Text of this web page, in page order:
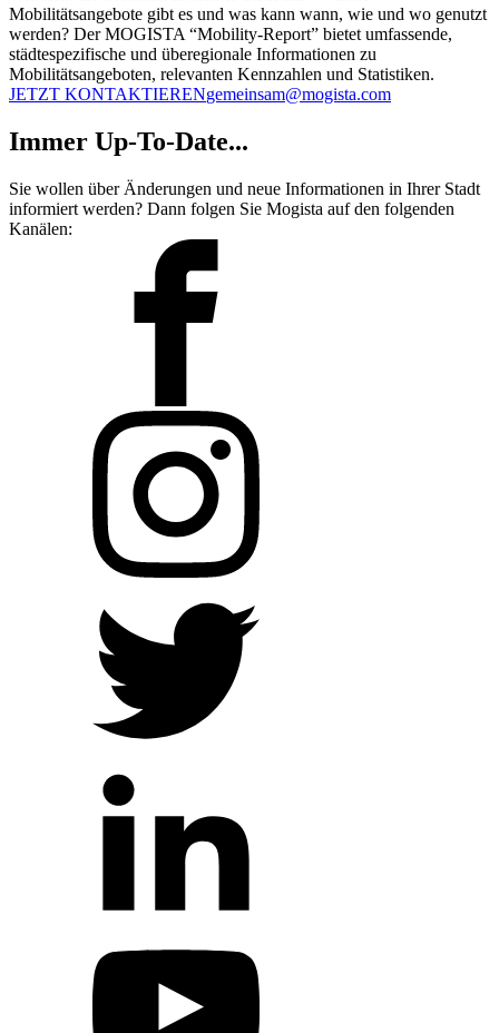
Mobilitätsangebote gibt es und was kann wann, wie und wo genutzt
werden? Der MOGISTA “Mobility-Report” bietet umfassende,
städtespezifische und überegionale Informationen zu
Mobilitätsangeboten, relevanten Kennzahlen und Statistiken.
JETZT KONTAKTIERENgemeinsam@mogista.com
Immer Up-To-Date...
Sie wollen über Änderungen und neue Informationen in Ihrer Stadt
informiert werden? Dann folgen Sie Mogista auf den folgenden
Kanälen: